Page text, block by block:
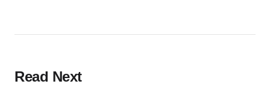
Read Next